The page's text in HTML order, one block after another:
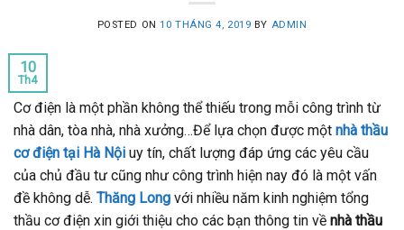
POSTED ON10 THÁNG 4, 2019 BY ADMIN
10
Th4
Cơ điện là một phần không thể thiếu trong mỗi công trình từ
nhà dân, tòa nhà, nhà xưởng…Để lựa chọn được một nhà thầu
cơ điện tại Hà Nội uy tín, chất lượng đáp ứng các yêu cầu
của chủ đầu tư cũng như công trình hiện nay đó là một vấn
đề không dễ. Thăng Long với nhiều năm kinh nghiệm tổng
thầu cơ điện xin giới thiệu cho các bạn thông tin về nhà thầu